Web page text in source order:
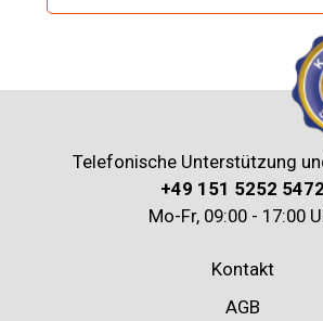
Telefonische Unterstützung
+49 151 5252 5472
Mo-Fr, 09:00 - 17:00
Kontakt
AGB